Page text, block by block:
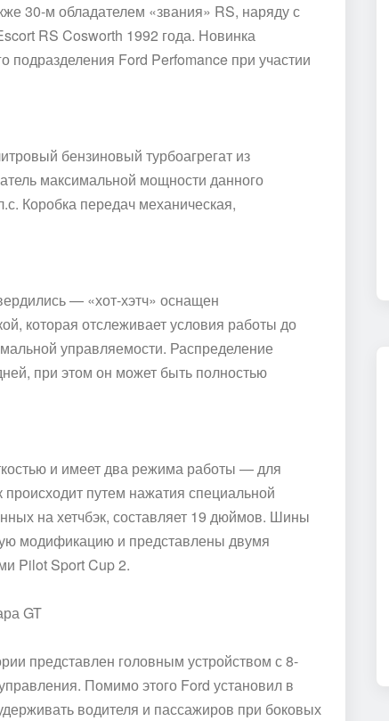
30-м обладателем «звания» RS, наряду с
RS Cosworth 1992 года. Новинка
подразделения Ford Perfomance при участии
бензиновый турбоагрегат из
максимальной мощности данного
. Коробка передач механическая,
— «хот-хэтч» оснащен
которая отслеживает условия работы до
управляемости. Распределение
при этом он может быть полностью
и имеет два режима работы — для
путем нажатия специальной
на хетчбэк, составляет 19 дюймов. Шины
модификацию и представлены двумя
Pilot Sport Cup 2.
GT
представлен головным устройством с 8-
Помимо этого Ford установил в
водителя и пассажиров при боковых